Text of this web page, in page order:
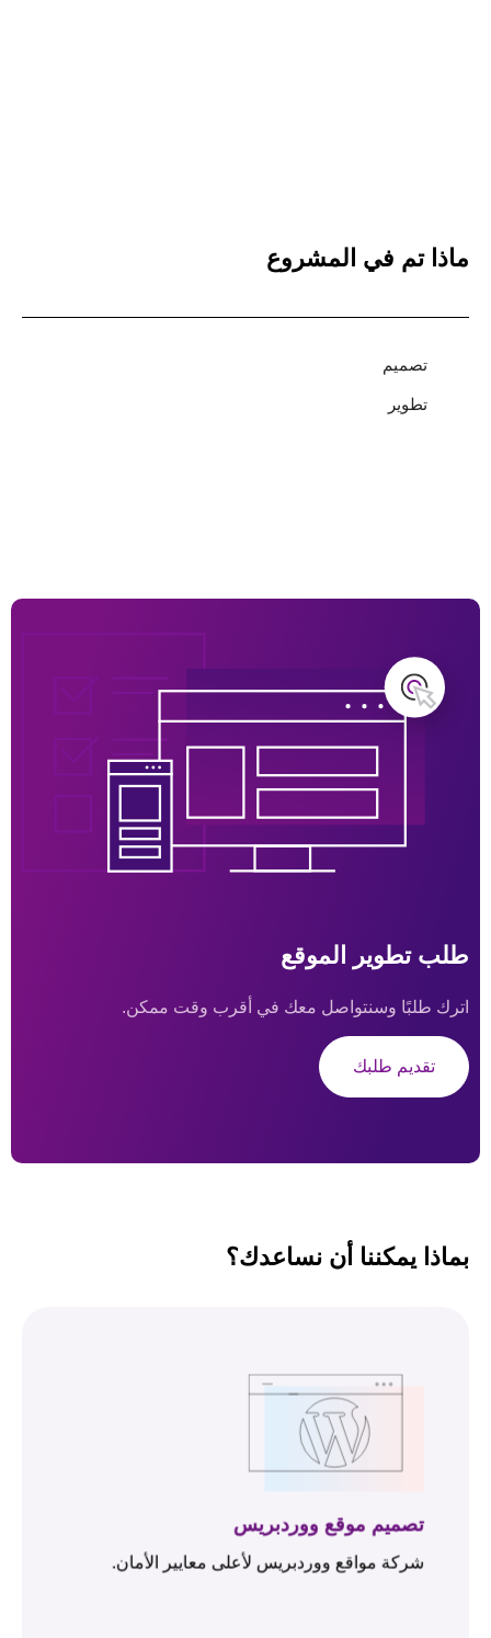
ماذا تم في المشروع
تصميم
تطوير
طلب تطوير الموقع
اترك طلبًا وسنتواصل معك في أقرب وقت ممكن.
تقديم طلبك
بماذا يمكننا أن نساعدك؟
تصميم موقع ووردبريس
شركة مواقع ووردبريس لأعلى معايير الأمان.